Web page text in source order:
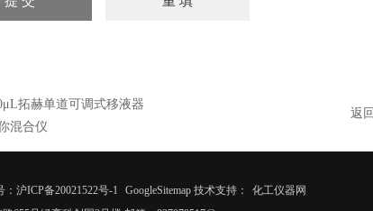
拓赫单道可调式移液器
混合仪
返回
：沪ICP备20021522号-1 GoogleSitemap技术支持：
化工仪器网